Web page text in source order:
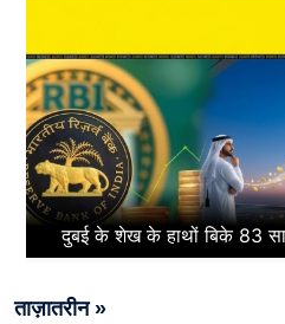
दुबई के शेख के हाथों बिके 83
ताज़ातरीन »